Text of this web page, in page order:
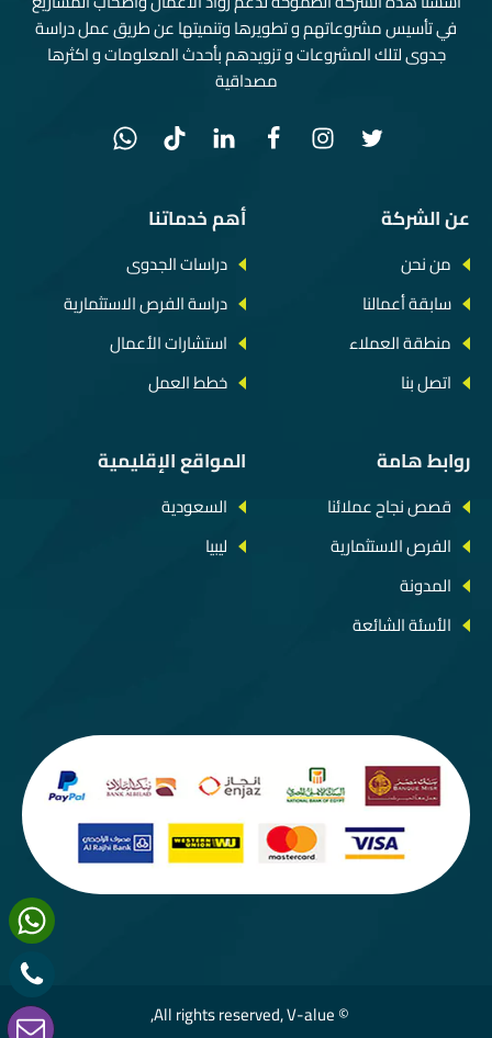
في تأسيس مشروعاتهم و تطويرها وتنميتها عن طريق عمل دراسة
جدوى لتلك المشروعات و تزويدهم بأحدث المعلومات و اكثرها
مصداقية
عن الشركة
من نحن
سابقة أعمالنا
منطقة العملاء
اتصل بنا
أهم خدماتنا
دراسات الجدوى
دراسة الفرص الاستثمارية
استشارات الأعمال
خطط العمل
روابط هامة
قصص نجاح عملائنا
الفرص الاستثمارية
المدونة
الأسئة الشائعة
المواقع الإقليمية
السعودية
ليبيا
© All rights reserved, V-alue,